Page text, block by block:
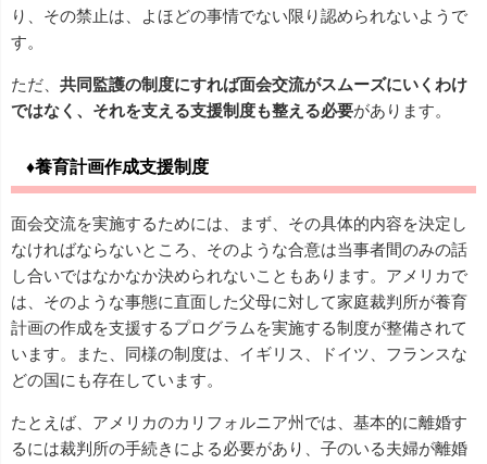
り、その禁止は、よほどの事情でない限り認められないようで
す。
ただ、 共同監護の制度にすれば面会交流がスムーズにいくわけ
ではなく、それを支える支援制度も整える必要があります。
♦養育計画作成支援制度
面会交流を実施するためには、まず、その具体的内容を決定し
なければならないところ、そのような合意は当事者間のみの話
し合いではなかなか決められないこともあります。アメリカで
は、そのような事態に直面した父母に対して家庭裁判所が養育
計画の作成を支援するプログラムを実施する制度が整備されて
います。また、同様の制度は、イギリス、ドイツ、フランスな
どの国にも存在しています。
たとえば、アメリカのカリフォルニア州では、基本的に離婚す
るには裁判所の手続きによる必要があり、子のいる夫婦が離婚